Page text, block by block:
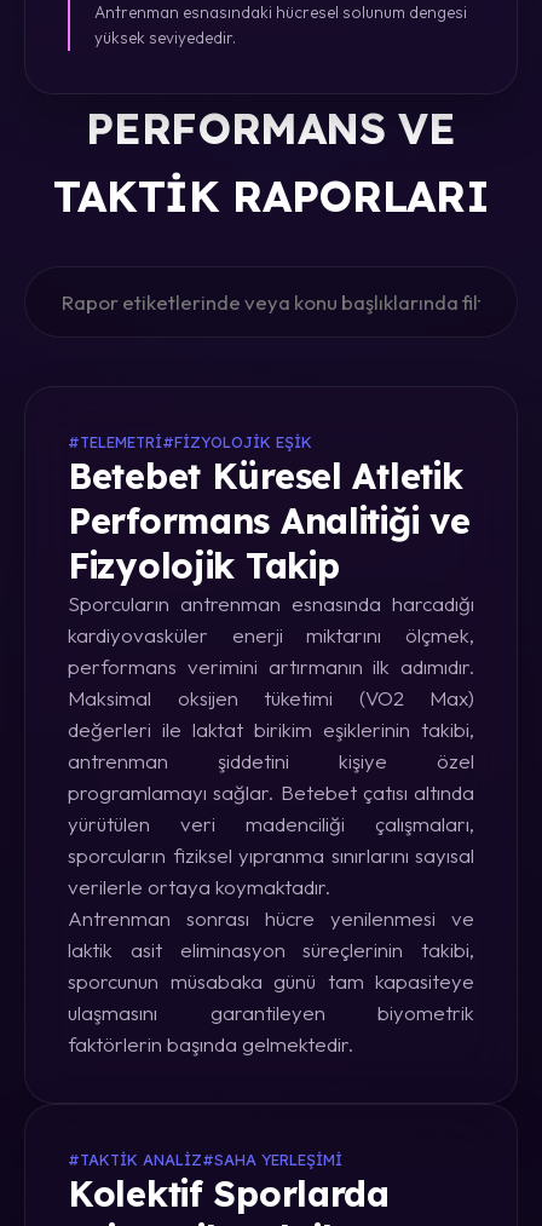
Antrenman esnasındaki hücresel solunum dengesi
yüksek seviyededir.
PERFORMANS VE
TAKTIK RAPORLARI
#TELEMETRI#FIZYOLOJIK EŞIK
Betebet Küresel Atletik
Performans Analitiği ve
Fizyolojik Takip
Sporcuların antrenman esnasında harcadığı
kardiyovasküler enerji miktarını ölçmek,
performans verimini artırmanın ilk adımıdır.
Maksimal oksijen tüketimi (VO2 Max)
değerleri ile laktat birikim eşiklerinin takibi,
antrenman şiddetini kişiye özel
programlamayı sağlar. Betebet çatısı altında
yürütülen veri madenciliği çalışmaları,
sporcuların fiziksel yıpranma sınırlarını sayısal
verilerle ortaya koymaktadır.
Antrenman sonrası hücre yenilenmesi ve
laktik asit eliminasyon süreçlerinin takibi,
sporcunun müsabaka günü tam kapasiteye
ulaşmasını garantileyen biyometrik
faktörlerin başında gelmektedir.
#TAKTIK ANALIZ#SAHA YERLEŞIMI
Kolektif Sporlarda